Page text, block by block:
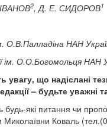
2, Д. Е. СИДОРОВ1
О.В.Палладіна НАН
ім. О.О.Богомольця НАН
увагу, що надіслані
– будьте уважні
які питання чи
Коваль